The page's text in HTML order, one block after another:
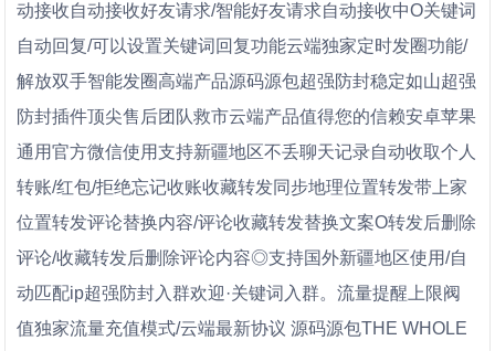
动接收自动接收好友请求/智能好友请求自动接收中O关键词
自动回复/可以设置关键词回复功能云端独家定时发圈功能/
解放双手智能发圈高端产品源码源包超强防封稳定如山超强
防封插件顶尖售后团队救市云端产品值得您的信赖安卓苹果
通用官方微信使用支持新疆地区不丢聊天记录自动收取个人
转账/红包/拒绝忘记收账收藏转发同步地理位置转发带上家
位置转发评论替换内容/评论收藏转发替换文案O转发后删除
评论/收藏转发后删除评论内容◎支持国外新疆地区使用/自
动匹配ip超强防封入群欢迎·关键词入群。流量提醒上限阀
值独家流量充值模式/云端最新协议 源码源包THE WHOLE